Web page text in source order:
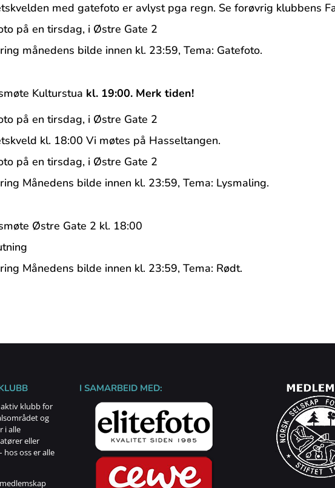
med gatefoto er avlyst pga regn. Se forøvrig klubbens
på en tirsdag, i Østre Gate 2
månedens bilde innen kl. 23:59, Tema: Gatefoto.
Kulturstua kl. 19:00. Merk tiden!
på en tirsdag, i Østre Gate 2
kl. 18:00 Vi møtes på Hasseltangen.
på en tirsdag, i Østre Gate 2
Månedens bilde innen kl. 23:59, Tema: Lysmaling.
Østre Gate 2 kl. 18:00
Månedens bilde innen kl. 23:59, Tema: Rødt.
klubb for
og
i alle
eller
hos oss er alle
I SAMARBEID MED: